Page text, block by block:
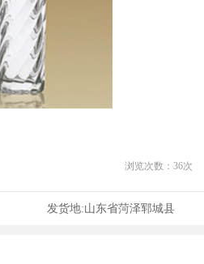
浏览次数： 36次
发货地:山东省菏泽郓城县